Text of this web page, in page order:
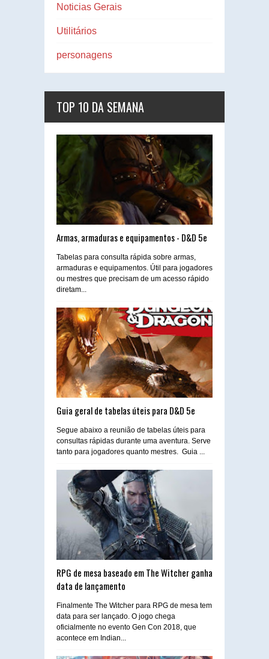
Noticias Gerais
Utilitários
personagens
TOP 10 DA SEMANA
Armas, armaduras e equipamentos - D&D 5e
Tabelas para consulta rápida sobre armas,
armaduras e equipamentos. Útil para jogadores
ou mestres que precisam de um acesso rápido
diretam...
Guia geral de tabelas úteis para D&D 5e
Segue abaixo a reunião de tabelas úteis para
consultas rápidas durante uma aventura. Serve
tanto para jogadores quanto mestres. Guia ...
RPG de mesa baseado em The Witcher ganha
data de lançamento
Finalmente The Witcher para RPG de mesa tem
data para ser lançado. O jogo chega
oficialmente no evento Gen Con 2018, que
acontece em Indian...